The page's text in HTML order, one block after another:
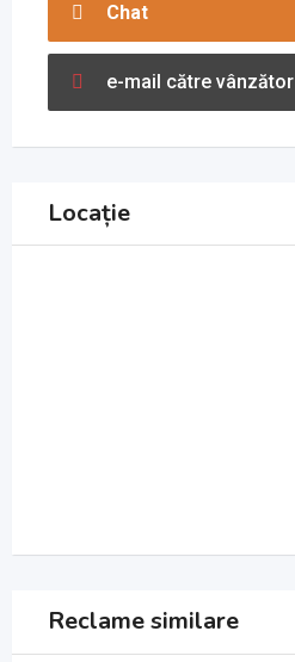
Chat
e-mail către vânzător
Locație
Reclame similare